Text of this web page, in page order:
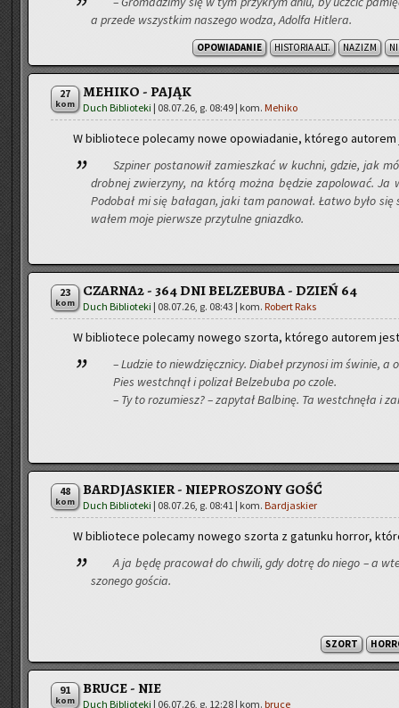
a przede wszyst­kim na­sze­go wodza, Adol­fa Hi­tle­ra.
OPOWIADANIE HISTORIA ALT. NAZIZM
27
kom
MEHIKO - PAJĄK
Duch Biblioteki | 08.07.26, g. 08:49 | kom. Mehiko
W bi­blio­te­ce po­le­ca­my nowe opo­wia­da­nie, któ­re­go
Szpi­ner po­sta­no­wił za­miesz­kać w kuch­ni, gdzie, jak
drob­nej zwie­rzy­ny, na którą można bę­dzie za­po­lo­wać. Ja
Po­do­bał mi się ba­ła­gan, jaki tam pa­no­wał. Łatwo było
wa­łem moje pierw­sze przy­tul­ne gniazd­ko.
23
kom
CZARNA2 - 364 DNI BELZEBUBA - DZIEŃ 64
Duch Biblioteki | 08.07.26, g. 08:43 | kom. Robert Raks
W bi­blio­te­ce po­le­ca­my no­we­go szor­ta, któ­re­go au­to­rem
– Lu­dzie to nie­wdzięcz­ni­cy. Dia­beł przy­no­si im świ­nie, a
Pies wes­tchnął i po­li­zał Bel­ze­bu­ba po czole.
– Ty to ro­zu­miesz? – za­py­tał Bal­bi­nę. Ta wes­tchnę­ła i
48
kom
BARDJASKIER - NIEPROSZONY GOŚĆ
Duch Biblioteki | 08.07.26, g. 08:41 | kom. Bardjaskier
W bi­blio­te­ce po­le­ca­my no­we­go szor­ta z ga­tun­ku hor­ror,
A ja będę pra­co­wał do chwi­li, gdy dotrę do niego – a
szo­ne­go go­ścia.
SZORT
91
kom
BRUCE - NIE
Duch Biblioteki | 06.07.26, g. 12:28 | kom. bruce